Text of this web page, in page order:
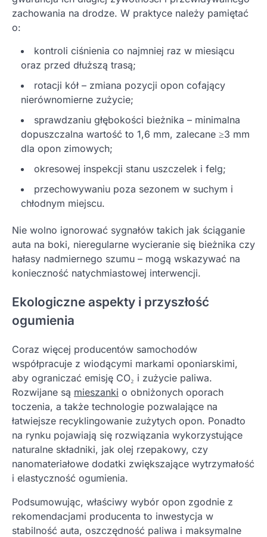
zachowania na drodze. W praktyce należy pamiętać
o:
kontroli ciśnienia co najmniej raz w miesiącu
oraz przed dłuższą trasą;
rotacji kół – zmiana pozycji opon cofający
nierównomierne zużycie;
sprawdzaniu głębokości bieżnika – minimalna
dopuszczalna wartość to 1,6 mm, zalecane ≥3 mm
dla opon zimowych;
okresowej inspekcji stanu uszczelek i felg;
przechowywaniu poza sezonem w suchym i
chłodnym miejscu.
Nie wolno ignorować sygnałów takich jak ściąganie
auta na boki, nieregularne wycieranie się bieżnika czy
hałasy nadmiernego szumu – mogą wskazywać na
konieczność natychmiastowej interwencji.
Ekologiczne aspekty i przyszłość
ogumienia
Coraz więcej producentów samochodów
współpracuje z wiodącymi markami oponiarskimi,
aby ograniczać emisję CO₂ i zużycie paliwa.
Rozwijane są mieszanki o obniżonych oporach
toczenia, a także technologie pozwalające na
łatwiejsze recyklingowanie zużytych opon. Ponadto
na rynku pojawiają się rozwiązania wykorzystujące
naturalne składniki, jak olej rzepakowy, czy
nanomateriałowe dodatki zwiększające wytrzymałość
i elastyczność ogumienia.
Podsumowując, właściwy wybór opon zgodnie z
rekomendacjami producenta to inwestycja w
stabilność auta, oszczędność paliwa i maksymalne